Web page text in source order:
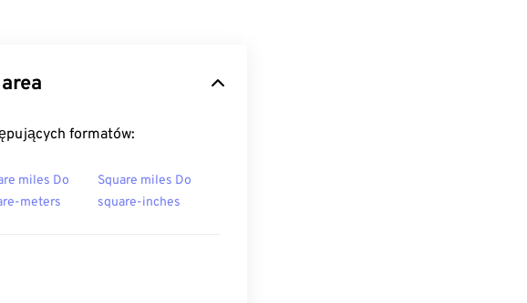
formatów:
miles Do
meters
Square miles Do
square-inches